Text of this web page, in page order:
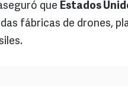
que Estados
fábricas de drones,